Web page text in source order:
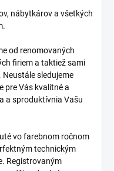
nábytkárov a všetkých
od renomovaných
firiem a taktiež sami
sledujeme
pre Vás kvalitné a
a sproduktívnia Vašu
vo farebnom ročnom
technickým
Registrovaným